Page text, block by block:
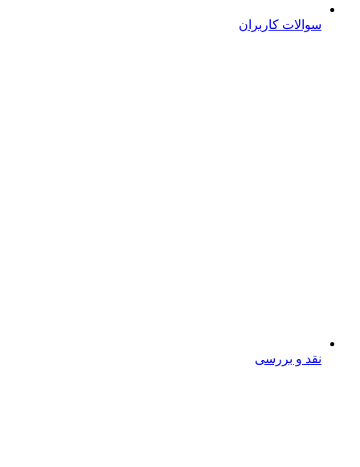
سوالات کاربران
نقد و بررسی